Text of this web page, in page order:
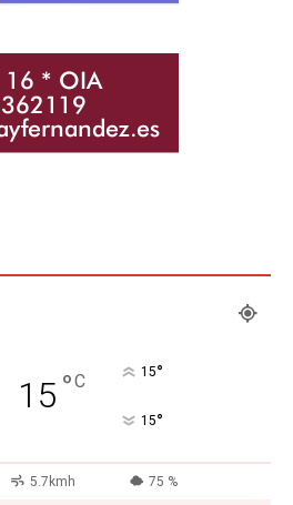
15 °C 15°
15°
5.7kmh 75 %